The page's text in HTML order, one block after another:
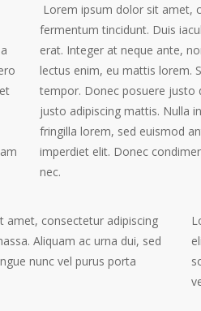
Lorem ipsum dolor sit amet,
fermentum tincidunt. Duis
erat. Integer at neque ante,
lectus enim, eu mattis lorem.
tempor. Donec posuere justo
justo adipiscing mattis. Nulla
fringilla lorem, sed euismod
imperdiet elit. Donec
nec.
amet, consectetur adipiscing
Aliquam ac urna dui, sed
nunc vel purus porta